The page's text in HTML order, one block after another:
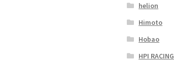
helion
Himoto
Hobao
HPI RACING